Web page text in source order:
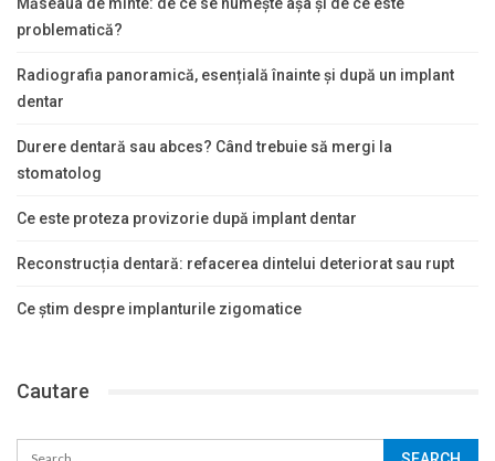
problematică?
Radiografia panoramică, esențială înainte și după un implant
dentar
Durere dentară sau abces? Când trebuie să mergi la
stomatolog
Ce este proteza provizorie după implant dentar
Reconstrucția dentară: refacerea dintelui deteriorat sau rupt
Ce știm despre implanturile zigomatice
Cautare